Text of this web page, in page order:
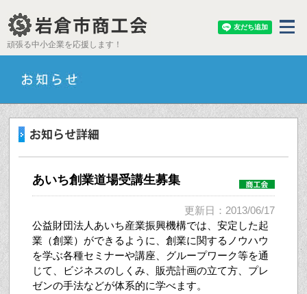
頑張る中小企業を応援します！
あいち創業道場受講生募集
更新日：2013/06/17
公益財団法人あいち産業振興機構では、安定した起
業（創業）ができるように、創業に関するノウハウ
を学ぶ各種セミナーや講座、グループワーク等を通
じて、ビジネスのしくみ、販売計画の立て方、プレ
ゼンの手法などが体系的に学べます。